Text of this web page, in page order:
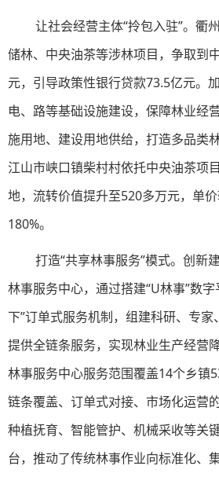
让社会经营主体“拎包入驻”。衢
储林、中央油茶等涉林项目，争取到
元，引导政策性银行贷款73.5亿元。
电、路等基础设施建设，保障林业经
施用地、建设用地供给，打造多品类林
江山市峡口镇柴村村依托中央油茶项
地，流转价值提升至520多万元，单
180%。
打造“共享林事服务”模式。创新
林事服务中心，通过搭建“U林事”数
下”订单式服务机制，组建科研、专
提供全链条服务，实现林业生产经营
林事服务中心服务范围覆盖14个乡镇
链条覆盖、订单式对接、市场化运营
种植抚育、智能管护、机械采收等关
台，推动了传统林事作业向标准化、